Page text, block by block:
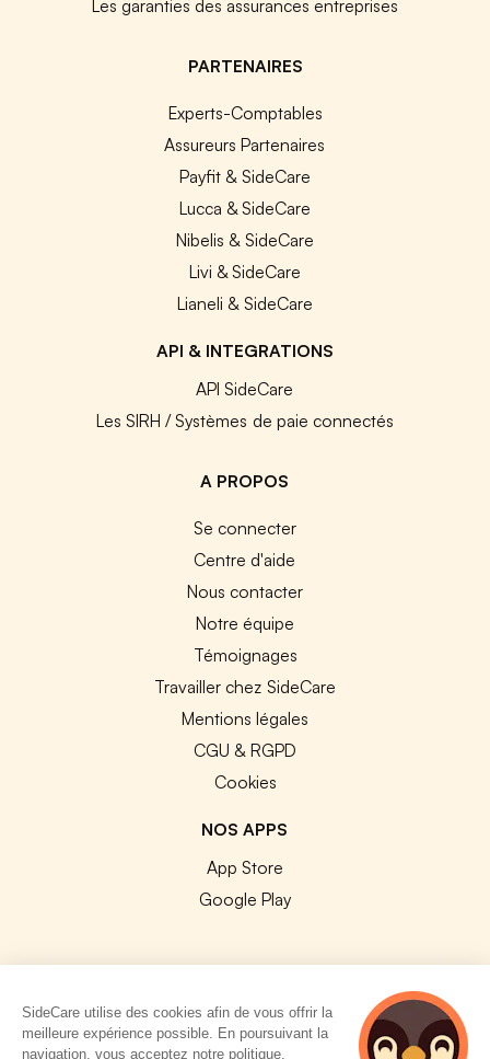
Les garanties des assurances entreprises
PARTENAIRES
Experts-Comptables
Assureurs Partenaires
Payfit & SideCare
Lucca & SideCare
Nibelis & SideCare
Livi & SideCare
Lianeli & SideCare
API & INTEGRATIONS
API SideCare
Les SIRH / Systèmes de paie connectés
A PROPOS
Se connecter
Centre d'aide
Nous contacter
Notre équipe
Témoignages
Travailler chez SideCare
Mentions légales
CGU & RGPD
Cookies
NOS APPS
App Store
Google Play
© 2026 SideCare. Tous droits réservés.
SideCare utilise des cookies afin de vous offrir la
meilleure expérience possible. En poursuivant la
navigation, vous acceptez notre politique.